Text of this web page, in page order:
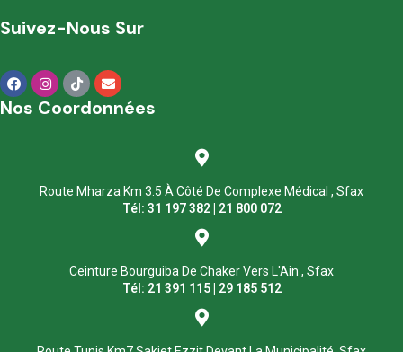
Suivez-Nous Sur
Nos Coordonnées
Route Mharza Km 3.5 À Côté De Complexe Médical , Sfax
Tél: 31 197 382 | 21 800 072
Ceinture Bourguiba De Chaker Vers L'Ain , Sfax
Tél: 21 391 115 | 29 185 512